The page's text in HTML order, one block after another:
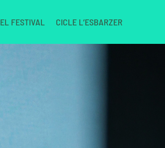
EL FESTIVAL CICLE L’ESBARZER